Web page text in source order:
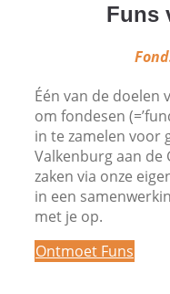
Funs
Één van de doelen
om fondesen
in te zamelen voor
Valkenburg aan de
zaken via onze
in een
met je op.
Ontmoet Funs